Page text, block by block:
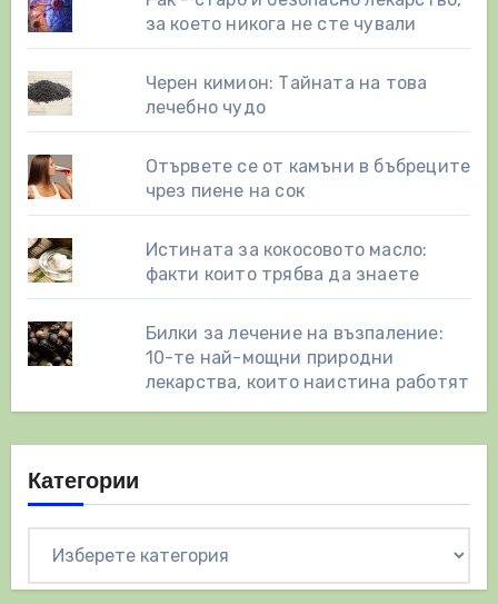
за което никога не сте чували
Черен кимион: Тайната на това
лечебно чудо
Отървете се от камъни в бъбреците
чрез пиене на сок
Истината за кокосовото масло:
факти които трябва да знаете
Билки за лечение на възпаление:
10-те най-мощни природни
лекарства, които наистина работят
Категории